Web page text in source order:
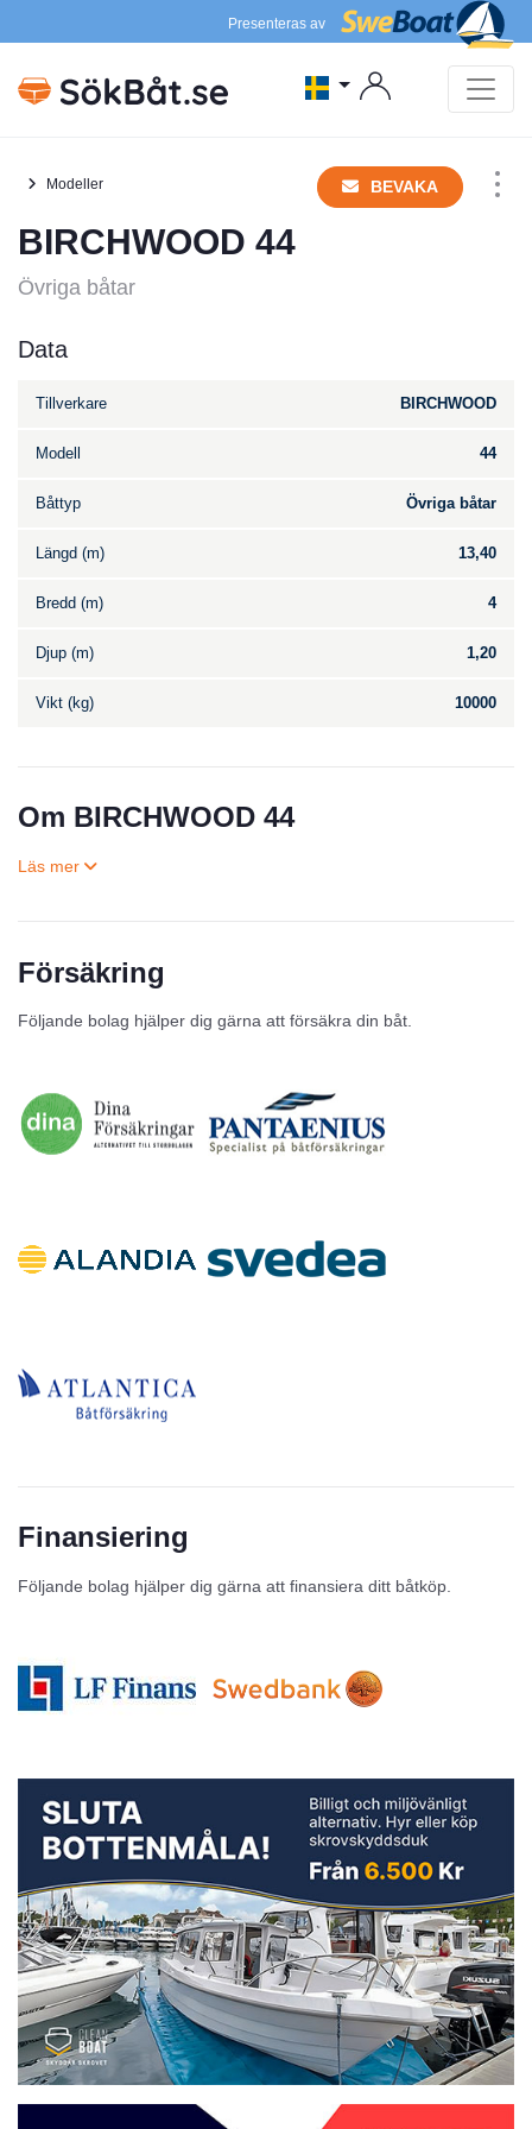
Presenteras av
Modeller BEVAKA
BIRCHWOOD 44
Övriga båtar
Data
Tillverkare BIRCHWOOD
Modell 44
Båttyp Övriga båtar
Längd (m) 13,40
Bredd (m) 4
Djup (m) 1,20
Vikt (kg) 10000
Om BIRCHWOOD 44
Försäkring
Följande bolag hjälper dig gärna att försäkra din båt.
Finansiering
Följande bolag hjälper dig gärna att finansiera ditt båtköp.